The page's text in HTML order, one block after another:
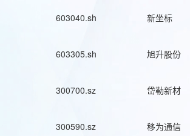
603040.sh 新坐标
603305.sh 旭升股份
300700.sz 岱勒新材
300590.sz 移为通信